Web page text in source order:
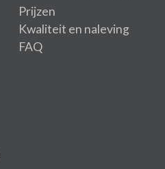
Prijzen
Kwaliteit en naleving
FAQ